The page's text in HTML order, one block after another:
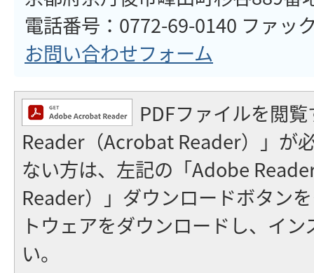
電話番号：0772-69-0140 ファッ
お問い合わせフォーム
PDFファイルを閲
Reader（Acrobat Reader）」が
ない方は、左記の「Adobe
Reader）」ダウンロードボタン
トウェアをダウンロードし、イ
い。